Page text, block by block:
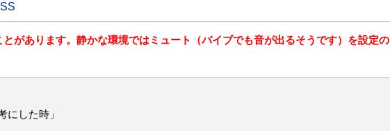
があります。静かな環境ではミュート（バイブでも音が出るそうです）を設定の
にした時」